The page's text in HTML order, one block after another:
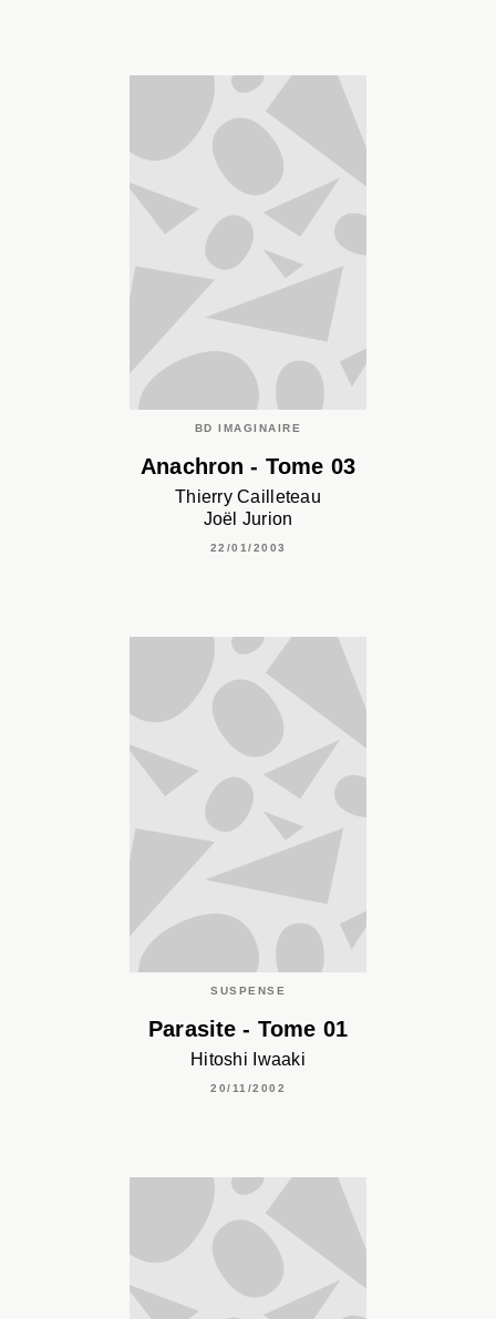
BD IMAGINAIRE
Anachron - Tome 03
Thierry Cailleteau
Joël Jurion
22/01/2003
SUSPENSE
Parasite - Tome 01
Hitoshi Iwaaki
20/11/2002